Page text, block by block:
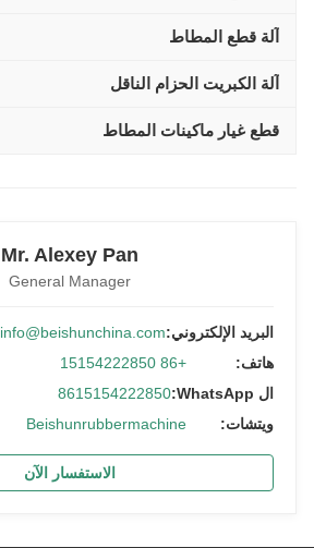
آلة قطع المطاط
آلة الكبريت الحزام الناقل
قطع غيار ماكينات المطاط
Mr. Alexey Pan
General Manager
البريد الإلكتروني:info@beishunchina.com
هاتف:
+86 15154222850
ال WhatsApp:
8615154222850
ويتشات:
Beishunrubbermachine
الاستفسار الآن